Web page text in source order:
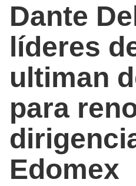
Dante
líderes
ultiman
para
Edomex